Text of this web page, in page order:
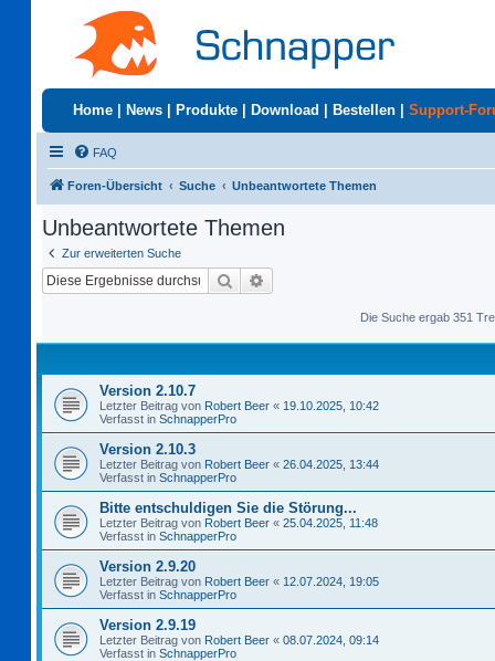
Home News Produkte Download Bestellen Support-
FAQ
Foren-Übersicht Suche Unbeantwortete Themen
Unbeantwortete Themen
Zur erweiterten Suche
Suche
Die Suche ergab 351
Version 2.10.7
Letzter Beitrag von Robert Beer « 19.10.2025, 10:42
Verfasst in SchnapperPro
Version 2.10.3
Letzter Beitrag von Robert Beer « 26.04.2025, 13:44
Verfasst in SchnapperPro
Bitte entschuldigen Sie die Störung...
Letzter Beitrag von Robert Beer « 25.04.2025, 11:48
Verfasst in SchnapperPro
Version 2.9.20
Letzter Beitrag von Robert Beer « 12.07.2024, 19:05
Verfasst in SchnapperPro
Version 2.9.19
Letzter Beitrag von Robert Beer « 08.07.2024, 09:14
Verfasst in SchnapperPro